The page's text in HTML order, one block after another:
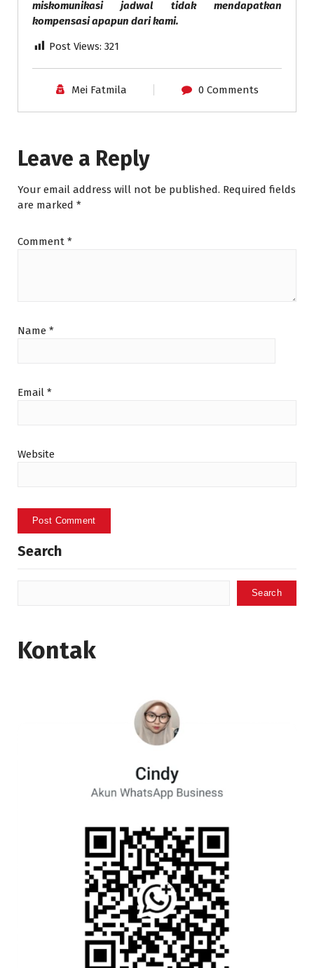
miskomunikasi jadwal tidak mendapatkan
kompensasi apapun dari kami.
Post Views: 321
Mei Fatmila 0 Comments
Leave a Reply
Your email address will not be published. Required fields
are marked *
Comment *
Name *
Email *
Website
Search
Search
Kontak